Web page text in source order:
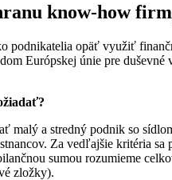
know-how
podnikatelia opäť využiť
Európskej únie pre
malý a stredný podnik so
Za vedľajšie kritéria
sumou rozumieme
zložky).